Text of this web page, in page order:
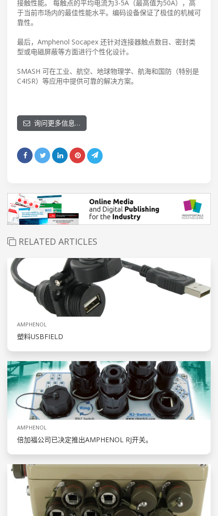
接触性能。 每触点的平均电流为3-5A（最高值为50A），高
于当前市场内的最佳性能水平。编码设备保证了极佳的机械可
靠性。
最后，Amphenol Socapex 还针对连接器触点数目、密封类
型或电磁屏蔽等方面进行个性化设计。
SMASH 可在工业、航空、地球物理学、航海和国防（特别是
C4ISR）等应用中提供可靠的解决方案。
询问更多信息…
RELATED ARTICLES
AMPHENOL
塑料USBFIELD
AMPHENOL
倍加福公司已决定推出AMPHENOL RJ开关。